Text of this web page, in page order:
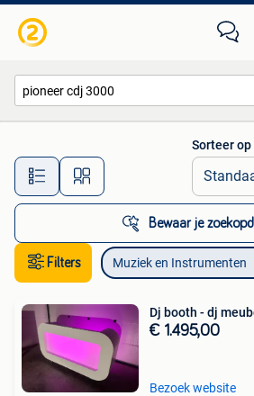
Alle afstanden…
Sorteer op
Bewaar je
Filters Muziek en Instrumenten
Dj booth - dj
€ 1.495,00
Bezoek website